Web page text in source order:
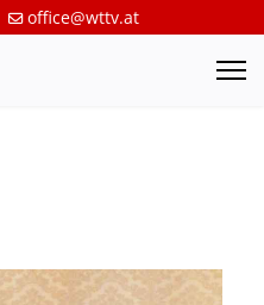
office@wttv.at